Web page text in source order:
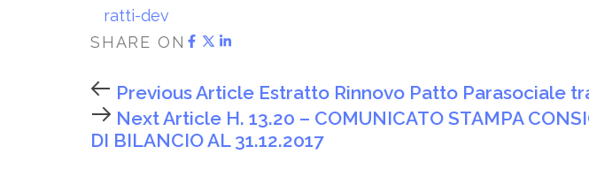
ratti-dev
SHARE ON
Previous Article Estratto Rinnovo Patto Parasociale
Next Article H. 13.20 – COMUNICATO STAMPA
DI BILANCIO AL 31.12.2017